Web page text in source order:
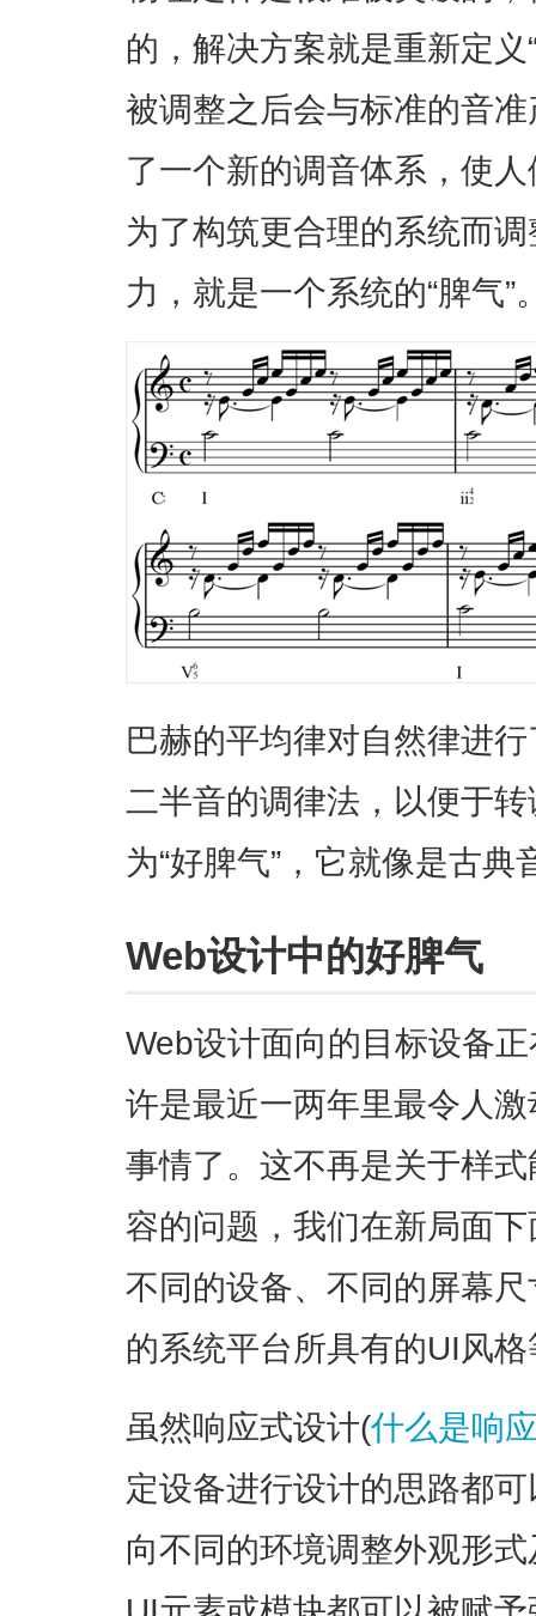
的，解决方案就是重新定
被调整之后会与标准的音
了一个新的调音体系，使
为了构筑更合理的系统而
力，就是一个系统的“脾气”
巴赫的平均律对自然律进
二半音的调律法，以便于
为“好脾气”，它就像是古
Web设计中的好脾气
Web设计面向的目标设备
许是最近一两年里最令人
事情了。这不再是关于样
容的问题，我们在新局面
不同的设备、不同的屏幕
的系统平台所具有的UI风
虽然响应式设计(什么是响
定设备进行设计的思路都
向不同的环境调整外观形